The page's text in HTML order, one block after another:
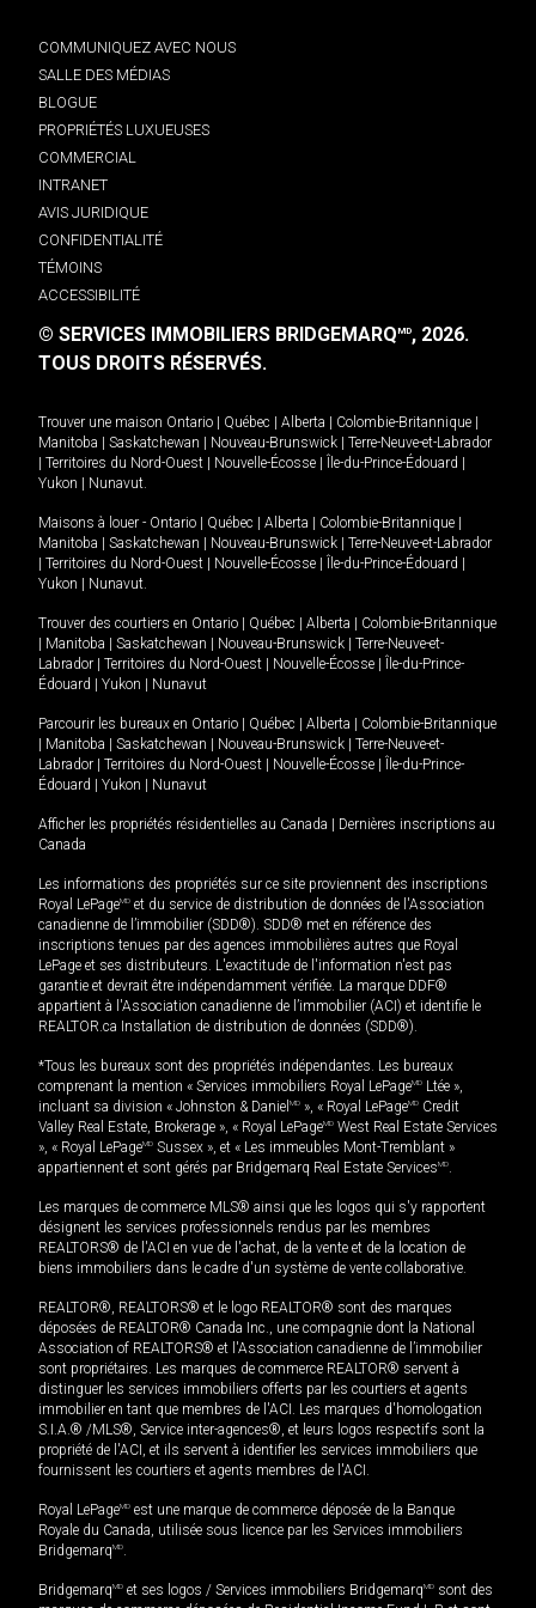
COMMUNIQUEZ AVEC NOUS
SALLE DES MÉDIAS
BLOGUE
PROPRIÉTÉS LUXUEUSES
COMMERCIAL
INTRANET
AVIS JURIDIQUE
CONFIDENTIALITÉ
TÉMOINS
ACCESSIBILITÉ
© SERVICES IMMOBILIERS BRIDGEMARQMD, 2026.
TOUS DROITS RÉSERVÉS.
Trouver une maison Ontario Québec Alberta Colombie-Britannique
Manitoba
Saskatchewan Nouveau-Brunswick
Terre-Neuve-et-Labrador
Territoires du Nord-Ouest Nouvelle-Écosse Île-du-Prince-Édouard
Yukon
Nunavut.
Maisons à louer - Ontario Québec Alberta Colombie-Britannique
Manitoba
Saskatchewan Nouveau-Brunswick
Terre-Neuve-et-Labrador
Territoires du Nord-Ouest Nouvelle-Écosse Île-du-Prince-Édouard
Yukon
Nunavut.
Trouver des courtiers en Ontario Québec Alberta
Colombie-Britannique
Manitoba Saskatchewan Nouveau-Brunswick
Terre-Neuve-et-
Labrador
Territoires du Nord-Ouest Nouvelle-Écosse
Île-du-Prince-
Édouard
Yukon Nunavut
Parcourir les bureaux en Ontario Québec Alberta
Colombie-Britannique
Manitoba Saskatchewan Nouveau-Brunswick
Terre-Neuve-et-
Labrador
Territoires du Nord-Ouest Nouvelle-Écosse
Île-du-Prince-
Édouard
Yukon Nunavut
Afficher les propriétés résidentielles au Canada
Dernières inscriptions au
Canada
Les informations des propriétés sur ce site proviennent des inscriptions
Royal LePageMD et du service de distribution de données de l'Association
canadienne de l’immobilier (SDD®). SDD® met en référence des
inscriptions tenues par des agences immobilières autres que Royal
LePage et ses distributeurs. L'exactitude de l'information n'est pas
garantie et devrait être indépendamment vérifiée. La marque DDF®
appartient à l'Association canadienne de l’immobilier (ACI) et identifie le
REALTOR.ca Installation de distribution de données (SDD®).
*Tous les bureaux sont des propriétés indépendantes. Les bureaux
comprenant la mention « Services immobiliers Royal LePageMD Ltée »,
incluant sa division « Johnston & Daniel MD », « Royal LePageMD Credit
Valley Real Estate, Brokerage », « Royal LePageMD West Real Estate Services
», « Royal LePageMD Sussex », et « Les immeubles Mont-Tremblant »
appartiennent et sont gérés par Bridgemarq Real Estate ServicesMD.
Les marques de commerce MLS® ainsi que les logos qui s'y rapportent
désignent les services professionnels rendus par les membres
REALTORS® de l'ACI en vue de l'achat, de la vente et de la location de
biens immobiliers dans le cadre d'un système de vente collaborative.
REALTOR®, REALTORS® et le logo REALTOR® sont des marques
déposées de REALTOR® Canada Inc., une compagnie dont la National
Association of REALTORS® et l'Association canadienne de l’immobilier
sont propriétaires. Les marques de commerce REALTOR® servent à
distinguer les services immobiliers offerts par les courtiers et agents
immobilier en tant que membres de l'ACI. Les marques d'homologation
S.I.A.® /MLS®, Service inter-agences®, et leurs logos respectifs sont la
propriété de l'ACI, et ils servent à identifier les services immobiliers que
fournissent les courtiers et agents membres de l'ACI.
Royal LePageMD est une marque de commerce déposée de la Banque
Royale du Canada, utilisée sous licence par les Services immobiliers
BridgemarqMD.
BridgemarqMD et ses logos / Services immobiliers BridgemarqMD sont des